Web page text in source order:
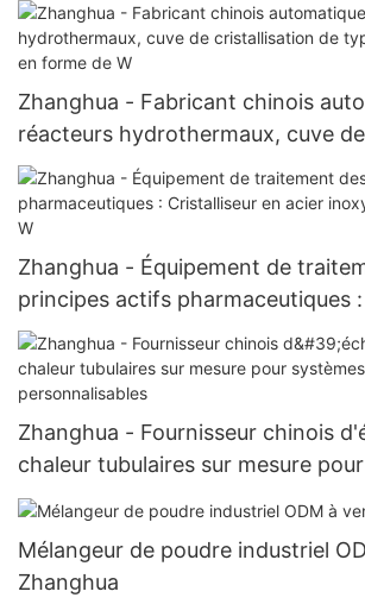
Zhanghua - Fabricant chinois
réacteurs hydrothermaux, cuve
de type W, cristalliseur en forme
Zhanghua - Équipement de
principes actifs pharmaceutiques
en acier inoxydable en forme de W
Zhanghua - Fournisseur chinois
chaleur tubulaires sur mesure
réfrigération personnalisables
Mélangeur de poudre industriel
Zhanghua